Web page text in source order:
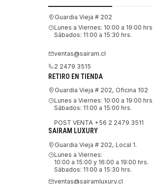
Guardia Vieja # 202
Lunes a Viernes: 10:00 a 19:00 hrs.
Sábados: 11:00 a 15:30 hrs.
ventas@sairam.cl
2 2479 3515
RETIRO EN TIENDA
Guardia Vieja # 202, Oficina 102
Lunes a Viernes: 10:00 a 19:00 hrs.
Sábados: 11:00 a 15:00 hrs.
POST VENTA +56 2 2479 3511
SAIRAM LUXURY
Guardia Vieja # 202, Local 1.
Lunes a Viernes:
10:00 a 15:00 y 16:00 a 19:00 hrs.
Sábados: 11:00 a 15:30 hrs.
ventas@sairamluxury.cl